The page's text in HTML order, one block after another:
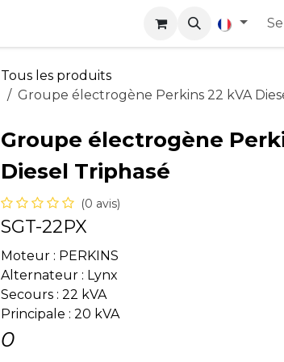
Carrières
Tous les produits
Groupe électrogène Perkins 22 kVA
Groupe électrogène
Diesel Triphasé
(0 avis)
SGT-22PX
Moteur : PERKINS
Alternateur : Lynx
Secours : 22 kVA
Principale : 20 kVA
0